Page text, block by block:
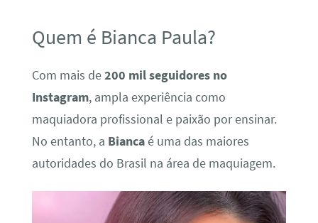
Quem é Bianca Paula?
Com mais de200 mil seguidores no
Instagram, ampla experiência como
maquiadora profissional e paixão por ensinar.
No entanto, a Biancaé uma das maiores
autoridades do Brasil na área de maquiagem.